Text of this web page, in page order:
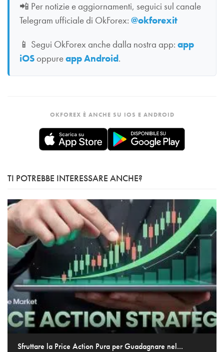
📲 Per notizie e aggiornamenti, seguici sul canale
Telegram ufficiale di OkForex: @okforexit
📱 Segui OkForex anche dalla nostra app: app
iOSoppureapp Android.
OKFOREX È ANCHE SU IOS E ANDROID
TI POTREBBE INTERESSARE ANCHE?
Sfruttare la Price Action Pura per Guadagnare nel...